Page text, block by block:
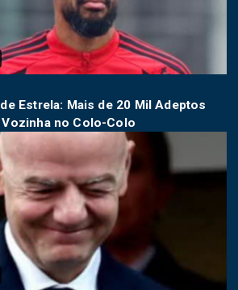
Estrela: Mais de 20 Mil Adeptos
no Colo-Colo